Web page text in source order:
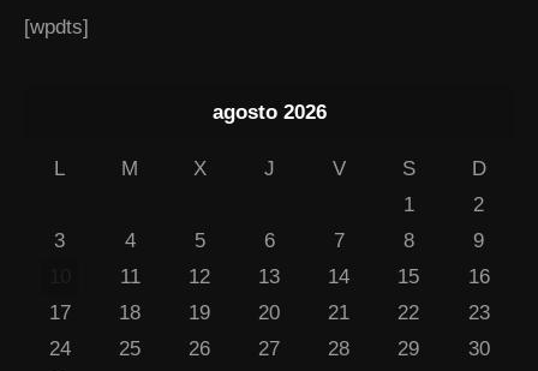
[wpdts]
agosto 2026
L M X J V S
D
1
2
3
4 5 6 7 8
9
11 12 13 14 15
16
17
18 19 20 21 22
23
24
25 26 27 28 29
30